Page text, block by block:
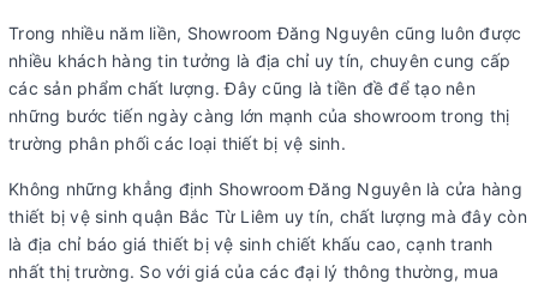
Trong nhiều năm liền, Showroom Đăng Nguyên cũng luôn được
nhiều khách hàng tin tưởng là địa chỉ uy tín, chuyên cung cấp
các sản phẩm chất lượng. Đây cũng là tiền đề để tạo nên
những bước tiến ngày càng lớn mạnh của showroom trong thị
trường phân phối các loại thiết bị vệ sinh.
Không những khẳng định Showroom Đăng Nguyên là cửa hàng
thiết bị vệ sinh quận Bắc Từ Liêm uy tín, chất lượng mà đây còn
là địa chỉ báo giá thiết bị vệ sinh chiết khấu cao, cạnh tranh
nhất thị trường. So với giá của các đại lý thông thường, mua